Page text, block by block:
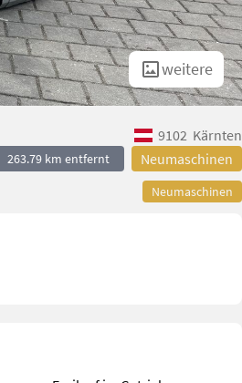
weitere
9102 Kärnten
263.79 km entfernt Neumaschinen
Neumaschinen